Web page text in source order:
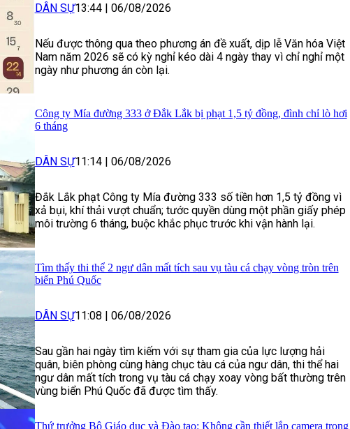
DÂN SỰ13:44 | 06/08/2026
Nếu được thông qua theo phương án đề xuất, dịp lễ Văn hóa Việt
Nam năm 2026 sẽ có kỳ nghỉ kéo dài 4 ngày thay vì chỉ nghỉ một
ngày như phương án còn lại.
Công ty Mía đường 333 ở Đắk Lắk bị phạt 1,5 tỷ đồng, đình chỉ lò hơi
6 tháng
DÂN SỰ11:14 06/08/2026
Đắk Lắk phạt Công ty Mía đường 333 số tiền hơn 1,5 tỷ đồng vì
xả bụi, khí thải vượt chuẩn; tước quyền dùng một phần giấy phép
môi trường 6 tháng, buộc khắc phục trước khi vận hành lại.
Tìm thấy thi thể 2 ngư dân mất tích sau vụ tàu cá chạy vòng tròn trên
biển Phú Quốc
DÂN SỰ11:08 | 06/08/2026
Sau gần hai ngày tìm kiếm với sự tham gia của lực lượng hải
quân, biên phòng cùng hàng chục tàu cá của ngư dân, thi thể hai
ngư dân mất tích trong vụ tàu cá chạy xoay vòng bất thường trên
vùng biển Phú Quốc đã được tìm thấy.
Thứ trưởng Bộ Giáo dục và Đào tạo: Không cần thiết lắp camera trong